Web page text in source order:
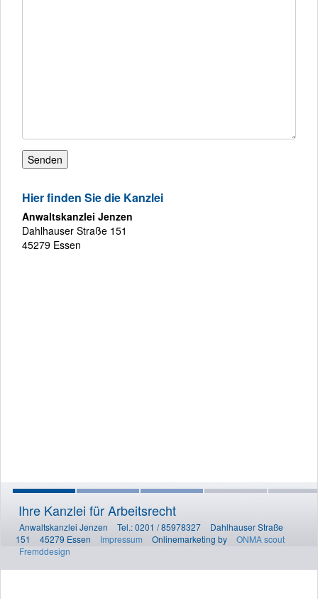
Hier finden Sie die Kanzlei
Anwaltskanzlei Jenzen
Dahlhauser Straße 151
45279 Essen
Ihre Kanzlei für Arbeitsrecht
Anwaltskanzlei Jenzen Tel.: 0201 / 85978327
Dahlhauser Straße
151
45279 Essen Impressum Onlinemarketing by
ONMA scout
Fremddesign